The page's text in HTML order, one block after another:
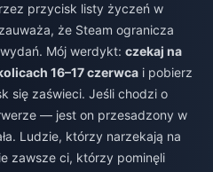
przycisk listy życzeń w
że Steam ogranicza
Mój werdykt: czekaj na
16–17 czerwca i pobierz
się zaświeci. Jeśli chodzi o
— jest on przesadzony w
Ludzie, którzy narzekają na
zawsze ci, którzy pominęli